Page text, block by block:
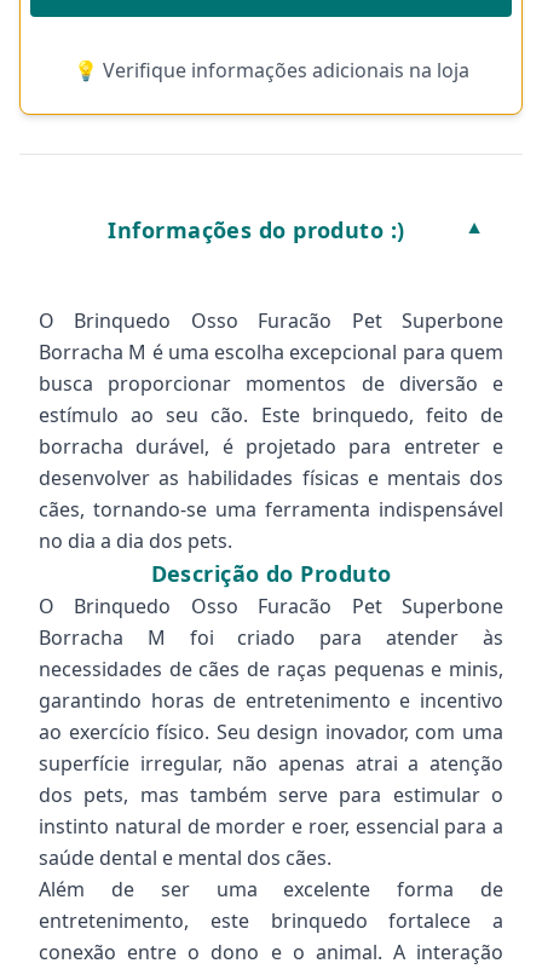
💡 Verifique informações adicionais na loja
Informações do produto :) ▼
O Brinquedo Osso Furacão Pet Superbone
Borracha M é uma escolha excepcional para quem
busca proporcionar momentos de diversão e
estímulo ao seu cão. Este brinquedo, feito de
borracha durável, é projetado para entreter e
desenvolver as habilidades físicas e mentais dos
cães, tornando-se uma ferramenta indispensável
no dia a dia dos pets.
Descrição do Produto
O Brinquedo Osso Furacão Pet Superbone
Borracha M foi criado para atender às
necessidades de cães de raças pequenas e minis,
garantindo horas de entretenimento e incentivo
ao exercício físico. Seu design inovador, com uma
superfície irregular, não apenas atrai a atenção
dos pets, mas também serve para estimular o
instinto natural de morder e roer, essencial para a
saúde dental e mental dos cães.
Além de ser uma excelente forma de
entretenimento, este brinquedo fortalece a
conexão entre o dono e o animal. A interação